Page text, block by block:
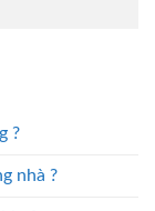
?
nhà ?